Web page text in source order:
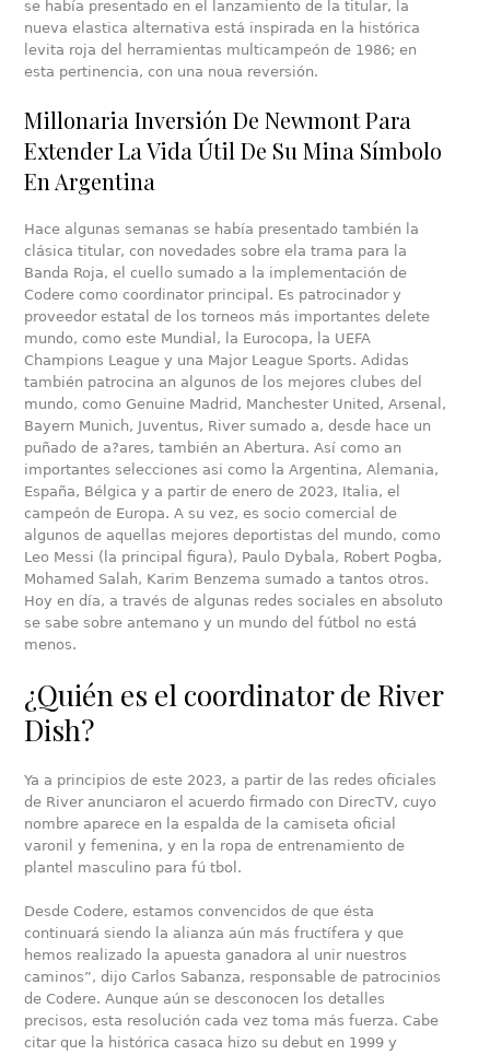
se había presentado en el lanzamiento de la titular, la
nueva elastica alternativa está inspirada en la histórica
levita roja del herramientas multicampeón de 1986; en
esta pertinencia, con una noua reversión.
Millonaria Inversión De Newmont Para
Extender La Vida Útil De Su Mina Símbolo
En Argentina
Hace algunas semanas se había presentado también la
clásica titular, con novedades sobre ela trama para la
Banda Roja, el cuello sumado a la implementación de
Codere como coordinator principal. Es patrocinador y
proveedor estatal de los torneos más importantes delete
mundo, como este Mundial, la Eurocopa, la UEFA
Champions League y una Major League Sports. Adidas
también patrocina an algunos de los mejores clubes del
mundo, como Genuine Madrid, Manchester United, Arsenal,
Bayern Munich, Juventus, River sumado a, desde hace un
puñado de a?ares, también an Abertura. Así como an
importantes selecciones asi como la Argentina, Alemania,
España, Bélgica y a partir de enero de 2023, Italia, el
campeón de Europa. A su vez, es socio comercial de
algunos de aquellas mejores deportistas del mundo, como
Leo Messi (la principal figura), Paulo Dybala, Robert Pogba,
Mohamed Salah, Karim Benzema sumado a tantos otros.
Hoy en día, a través de algunas redes sociales en absoluto
se sabe sobre antemano y un mundo del fútbol no está
menos.
¿Quién es el coordinator de River
Dish?
Ya a principios de este 2023, a partir de las redes oficiales
de River anunciaron el acuerdo firmado con DirecTV, cuyo
nombre aparece en la espalda de la camiseta oficial
varonil y femenina, y en la ropa de entrenamiento de
plantel masculino para fú tbol.
Desde Codere, estamos convencidos de que ésta
continuará siendo la alianza aún más fructífera y que
hemos realizado la apuesta ganadora al unir nuestros
caminos”, dijo Carlos Sabanza, responsable de patrocinios
de Codere. Aunque aún se desconocen los detalles
precisos, esta resolución cada vez toma más fuerza. Cabe
citar que la histórica casaca hizo su debut en 1999 y